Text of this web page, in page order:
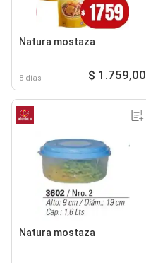
Natura mostaza
8 días $ 1.759,00
Natura mostaza